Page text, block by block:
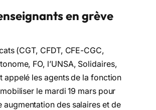
en grève
(CGT, CFDT, CFE-CGC,
FO, l’UNSA, Solidaires,
appelé les agents de la fonction
le mardi 19 mars pour
augmentation des salaires et de